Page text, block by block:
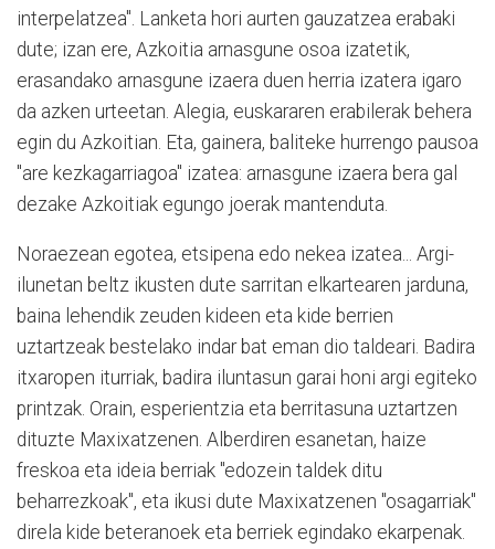
interpelatzea". Lanketa hori aurten gauzatzea erabaki
dute; izan ere, Azkoitia arnasgune osoa izatetik,
erasandako arnasgune izaera duen herria izatera igaro
da azken urteetan. Alegia, euskararen erabilerak behera
egin du Azkoitian. Eta, gainera, baliteke hurrengo pausoa
"are kezkagarriagoa" izatea: arnasgune izaera bera gal
dezake Azkoitiak egungo joerak mantenduta.
Noraezean egotea, etsipena edo nekea izatea... Argi-
ilunetan beltz ikusten dute sarritan elkartearen jarduna,
baina lehendik zeuden kideen eta kide berrien
uztartzeak bestelako indar bat eman dio taldeari. Badira
itxaropen iturriak, badira iluntasun garai honi argi egiteko
printzak. Orain, esperientzia eta berritasuna uztartzen
dituzte Maxixatzenen. Alberdiren esanetan, haize
freskoa eta ideia berriak "edozein taldek ditu
beharrezkoak", eta ikusi dute Maxixatzenen "osagarriak"
direla kide beteranoek eta berriek egindako ekarpenak.